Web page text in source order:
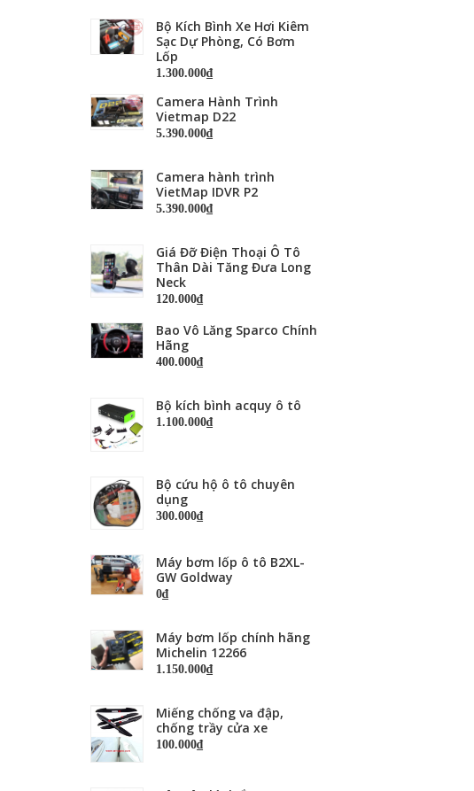
Bộ Kích Bình Xe Hơi Kiêm
Sạc Dự Phòng, Có Bơm
Lốp
1.300.000₫
Camera Hành Trình
Vietmap D22
5.390.000₫
Camera hành trình
VietMap IDVR P2
5.390.000₫
Giá Đỡ Điện Thoại Ô Tô
Thân Dài Tăng Đưa Long
Neck
120.000₫
Bao Vô Lăng Sparco Chính
Hãng
400.000₫
Bộ kích bình acquy ô tô
1.100.000₫
Bộ cứu hộ ô tô chuyên
dụng
300.000₫
Máy bơm lốp ô tô B2XL-
GW Goldway
0₫
Máy bơm lốp chính hãng
Michelin 12266
1.150.000₫
Miếng chống va đập,
chống trầy cửa xe
100.000₫